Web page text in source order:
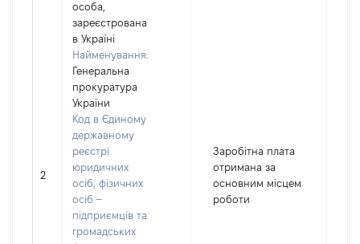
2
особа,
зареєстрована
в Україні
Найменування:
Генеральна
прокуратура
України
Код в Єдиному
державному
реєстрі
юридичних
осіб, фізичних
осіб –
підприємців та
громадських
Заробітна плата
отримана за
основним місцем
роботи